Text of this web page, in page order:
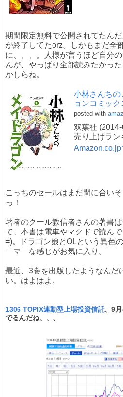
期間限定無料で公開されてたん
が終了してたorz。しかもまだ全
に、、、。人様が言うほど自分
んが、やっぱり全部読みたかっ
かしらね。
小林さんちの
ョンコミック
posted with
双葉社
売り上げラン
Amazon.co.jp
こっちのセールはまだ間に合い
っ！
著者のクール教信者さんの著書
て、本書は電車やマクドで読ん
=)。ドラゴン娘とOLという異色
ーマーな感じがお気に入り。
最近、3巻を出版したようなんだ
い。はよはよ。
1306 TOPIX連動型上場投資信託、9
でるんだね、、、